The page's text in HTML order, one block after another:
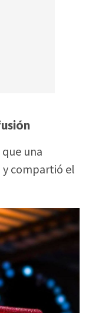
una
compartió el